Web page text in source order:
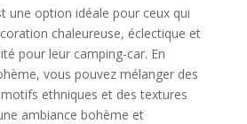
une option idéale pour ceux qui
chaleureuse, éclectique et
pour leur camping-car. En
vous pouvez mélanger des
ethniques et des textures
ambiance bohème et